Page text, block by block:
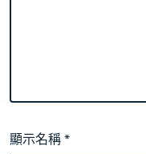
顯示名稱*